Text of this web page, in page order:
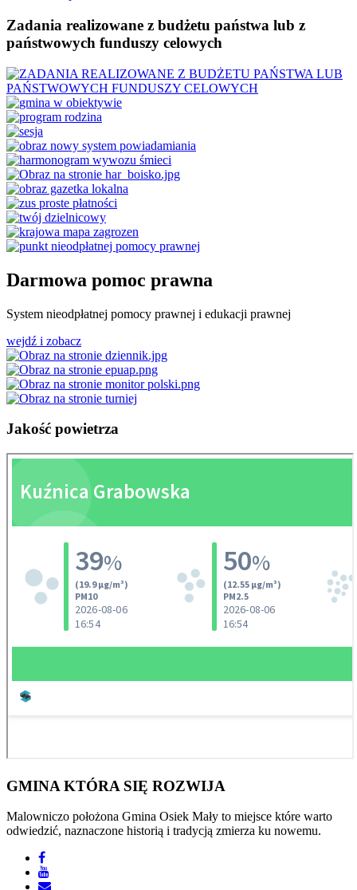
Zadania realizowane z budżetu państwa lub z
państwowych funduszy celowych
Darmowa pomoc prawna
System nieodpłatnej pomocy prawnej i edukacji prawnej
wejdź i zobacz
Jakość powietrza
GMINA KTÓRA SIĘ ROZWIJA
Malowniczo położona Gmina Osiek Mały to miejsce które warto
odwiedzić, naznaczone historią i tradycją zmierza ku nowemu.